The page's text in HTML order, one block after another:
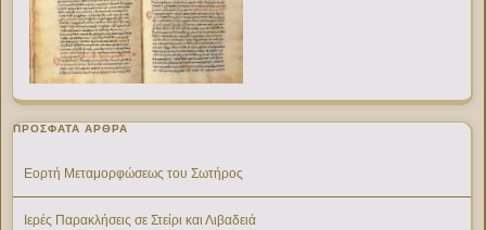
ΠΡΌΣΦΑΤΑ ΆΡΘΡΑ
Εορτή Μεταμορφώσεως του Σωτήρος
Ιερές Παρακλήσεις σε Στείρι και Λιβαδειά